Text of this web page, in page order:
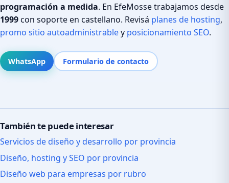
programación a medida. En EfeMosse trabajamos desde
1999con soporte en castellano. Revisá planes de hosting,
promo sitio autoadministrabley posicionamiento SEO.
WhatsApp Formulario de contacto
También te puede interesar
Servicios de diseño y desarrollo por provincia
Diseño, hosting y SEO por provincia
Diseño web para empresas por rubro